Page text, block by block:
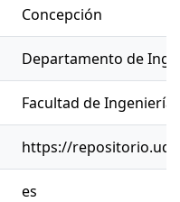
Concepción
Departamento de
Facultad de Ingeniería
https://
es